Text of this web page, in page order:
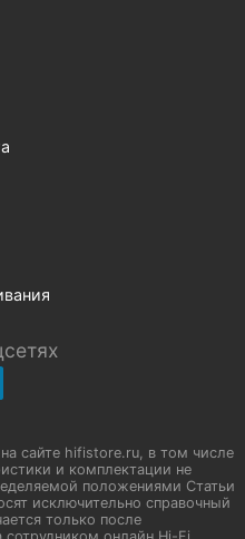
сайте hifistore.ru, в том числе
и комплектации не
положениями Статьи
исключительно справочный
только после